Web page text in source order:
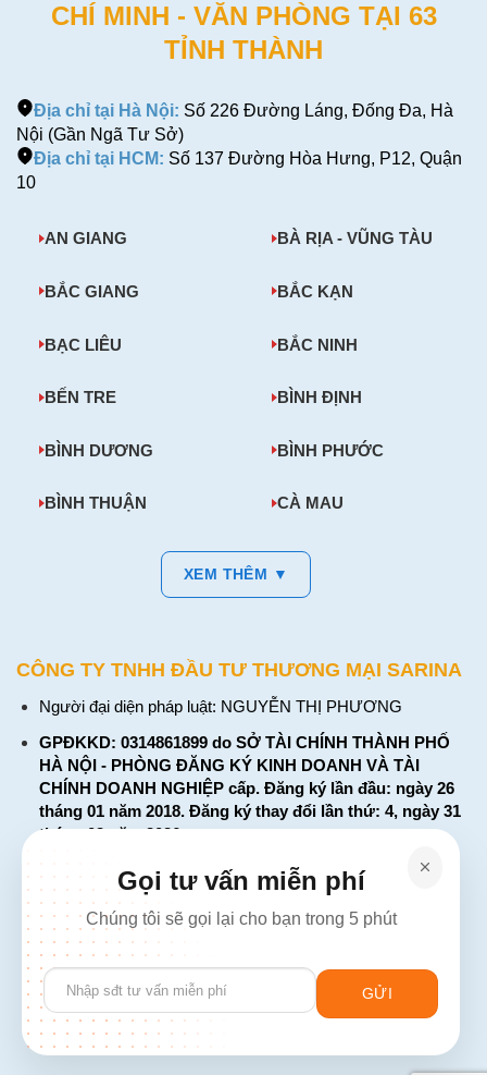
CHÍ MINH - VĂN PHÒNG TẠI 63
TỈNH THÀNH
Địa chỉ tại Hà Nội: Số 226 Đường Láng, Đống Đa, Hà
Nội (Gần Ngã Tư Sở)
Địa chỉ tại HCM: Số 137 Đường Hòa Hưng, P12, Quận
10
AN GIANG BÀ RỊA - VŨNG TÀU
BẮC GIANG BẮC KẠN
BẠC LIÊU BẮC NINH
BẾN TRE BÌNH ĐỊNH
BÌNH DƯƠNG BÌNH PHƯỚC
BÌNH THUẬN CÀ MAU
XEM THÊM ▼
CÔNG TY TNHH ĐẦU TƯ THƯƠNG MẠI SARINA
Người đại diện pháp luật: NGUYỄN THỊ PHƯƠNG
GPĐKKD: 0314861899 do SỞ TÀI CHÍNH THÀNH PHỐ
HÀ NỘI - PHÒNG ĐĂNG KÝ KINH DOANH VÀ TÀI
CHÍNH DOANH NGHIỆP cấp. Đăng ký lần đầu: ngày 26
tháng 01 năm 2018. Đăng ký thay đổi lần thứ: 4, ngày 31
tháng 03 năm 2026
226 Đường Láng, Đống Đa, Hà Nội
137 Đường Hòa Hưng, Phường 12, Quận 10, TP. Hồ Chí
Minh
Hotline: 1900 2106 - 0386 001 001
Email:Giaiphap3g@gmail.com
Gọi tư vấn miễn phí
Chúng tôi sẽ gọi lại cho bạn trong 5 phút
Please
leave
field